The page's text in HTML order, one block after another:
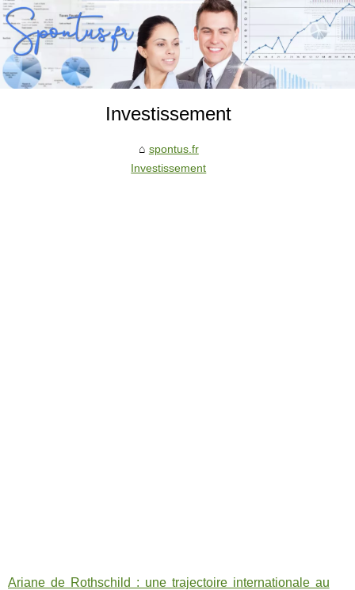
Investissement
spontus.fr
Investissement
Ariane de Rothschild : une trajectoire internationale au